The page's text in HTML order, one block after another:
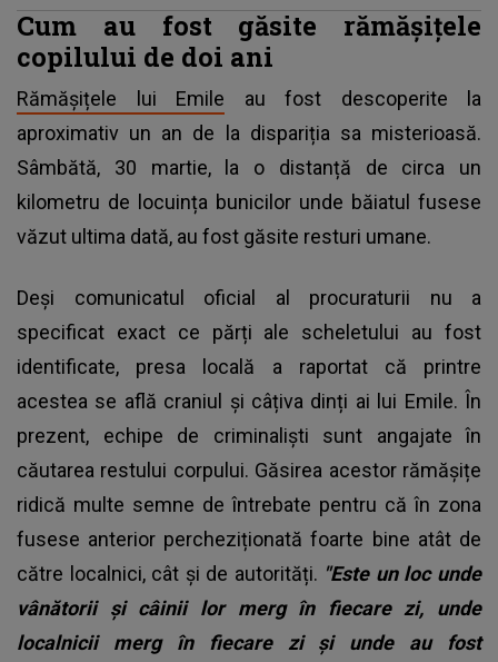
Cum au fost găsite rămășițele
copilului de doi ani
Rămășițele lui Emile au fost descoperite la
aproximativ un an de la dispariția sa misterioasă.
Sâmbătă, 30 martie, la o distanță de circa un
kilometru de locuința bunicilor unde băiatul fusese
văzut ultima dată, au fost găsite resturi umane.
Deși comunicatul oficial al procuraturii nu a
specificat exact ce părți ale scheletului au fost
identificate, presa locală a raportat că printre
acestea se află craniul și câțiva dinți ai lui Emile. În
prezent, echipe de criminaliști sunt angajate în
căutarea restului corpului. Găsirea acestor rămășițe
ridică multe semne de întrebate pentru că în zona
fusese anterior percheziționată foarte bine atât de
către localnici, cât și de autorități. "Este un loc unde
vânătorii şi câinii lor merg în fiecare zi, unde
localnicii merg în fiecare zi şi unde au fost